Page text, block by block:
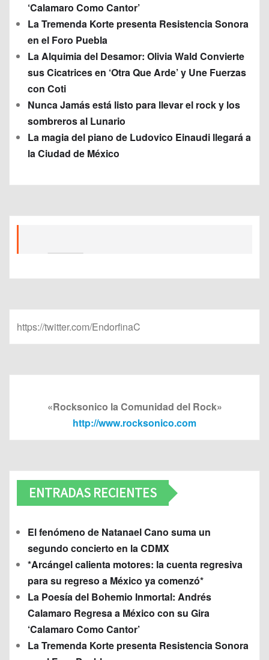
‘Calamaro Como Cantor’
La Tremenda Korte presenta Resistencia Sonora
en el Foro Puebla
La Alquimia del Desamor: Olivia Wald Convierte
sus Cicatrices en ‘Otra Que Arde’ y Une Fuerzas
con Coti
Nunca Jamás está listo para llevar el rock y los
sombreros al Lunario
La magia del piano de Ludovico Einaudi llegará a
la Ciudad de México
https://twitter.com/EndorfinaC
«Rocksonico la Comunidad del Rock»
http://www.rocksonico.com
ENTRADAS RECIENTES
El fenómeno de Natanael Cano suma un
segundo concierto en la CDMX
*Arcángel calienta motores: la cuenta regresiva
para su regreso a México ya comenzó*
La Poesía del Bohemio Inmortal: Andrés
Calamaro Regresa a México con su Gira
‘Calamaro Como Cantor’
La Tremenda Korte presenta Resistencia Sonora